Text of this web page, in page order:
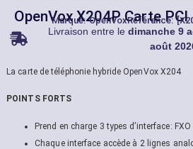
OpenVox X204P Carte
Marque:OpenVoxRéférance:
Livraison entre le dimanche 9
août
La carte de téléphonie hybride OpenVox X204
POINTS FORTS
Prend en charge 3 types d’interface:
Chaque interface accède à 2 lignes